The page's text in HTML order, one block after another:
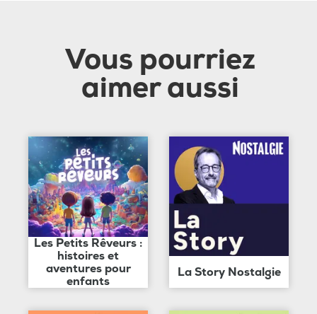
Vous pourriez
aimer aussi
Les Petits Rêveurs :
histoires et
aventures pour
enfants
La Story Nostalgie